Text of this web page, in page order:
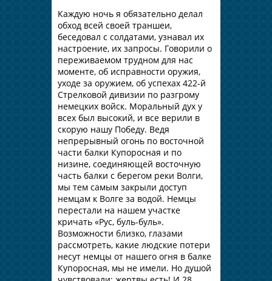
Каждую ночь я обязательно делал
обход всей своей траншеи,
беседовал с солдатами, узнавал их
настроение, их запросы. Говорили о
переживаемом трудном для нас
моменте, об исправности оружия,
уходе за оружием, об успехах 422-й
Стрелковой дивизии по разгрому
немецких войск. Моральный дух у
всех был высокий, и все верили в
скорую нашу Победу. Ведя
непрерывный огонь по восточной
части балки Купоросная и по
низине, соединяющей восточную
часть балки с берегом реки Волги,
мы тем самым закрыли доступ
немцам к Волге за водой. Немцы
перестали на нашем участке
кричать «Рус, буль-буль».
Возможности близко, глазами
рассмотреть, какие людские потери
несут немцы от нашего огня в балке
Купоросная, мы не имели. Но душой